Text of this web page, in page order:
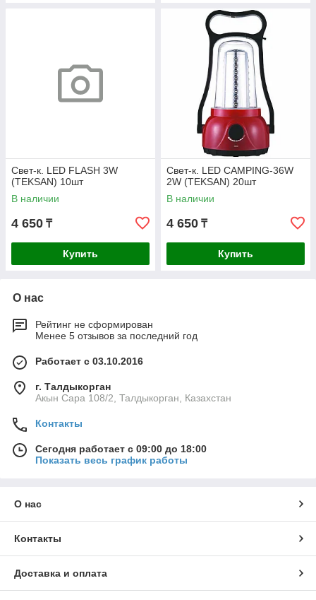
Свет-к. LED FLASH 3W
(TEKSAN) 10шт
В наличии
4 650 ₸
Купить
Свет-к. LED CAMPING-36W
2W (TEKSAN) 20шт
В наличии
4 650 ₸
Купить
О нас
Рейтинг не сформирован
Менее 5 отзывов за последний год
Работает с 03.10.2016
г. Талдыкорган
Акын Сара 108/2, Талдыкорган, Казахстан
Контакты
Сегодня работает с 09:00 до 18:00
Показать весь график работы
О нас
Контакты
Доставка и оплата